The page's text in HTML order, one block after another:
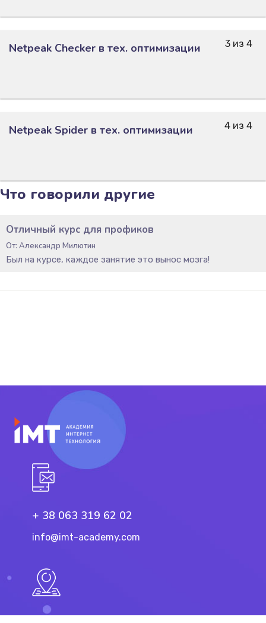
3 из 4
Netpeak Checker в тех. оптимизации
4 из 4
Netpeak Spider в тех. оптимизации
Что говорили другие
Отличный курс для профиков
От: Александр Милютин
Был на курсе, каждое занятие это вынос мозга!
+ 38 063 319 62 02
info@imt-academy.com